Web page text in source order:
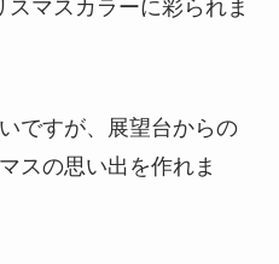
マスカラーに彩られま
ですが、展望台からの
スの思い出を作れま